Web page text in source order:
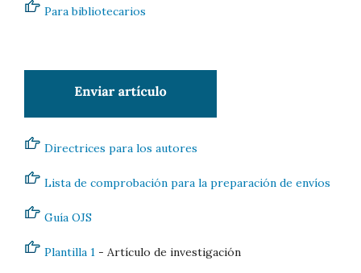
Para bibliotecarios
Directrices para los autores
Lista de comprobación para la preparación de envíos
Guía OJS
Plantilla 1 - Artículo de investigación